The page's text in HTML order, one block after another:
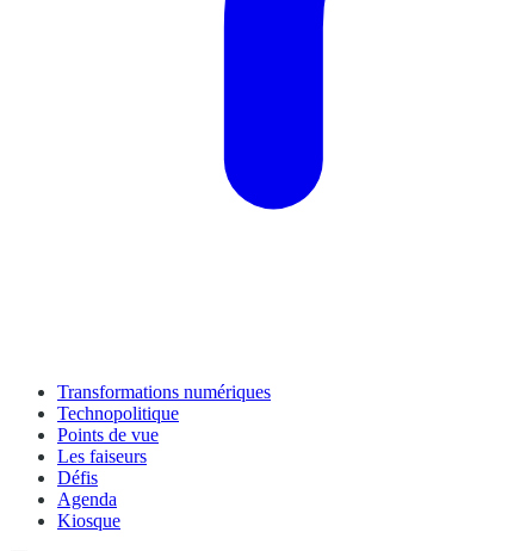
Transformations numériques
Technopolitique
Points de vue
Les faiseurs
Défis
Agenda
Kiosque